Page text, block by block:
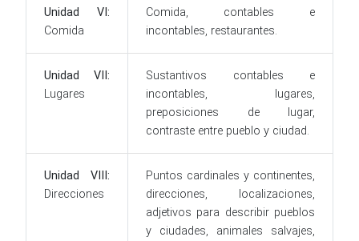
Unidad VI:
Comida
Comida, contables e
incontables, restaurantes.
Unidad VII:
Lugares
Sustantivos contables e
incontables, lugares,
preposiciones de lugar,
contraste entre pueblo y ciudad.
Unidad VIII:
Direcciones
Puntos cardinales y continentes,
direcciones, localizaciones,
adjetivos para describir pueblos
y ciudades, animales salvajes,